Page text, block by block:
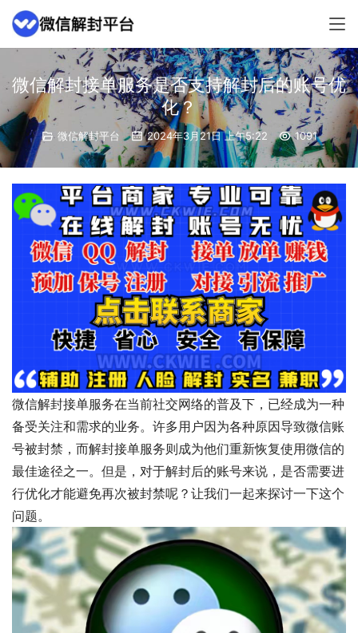
微信解封接单服务是否支持解封后的账号优
化？
微信解封平台 2024年3月21日 上午5:22 1091
微信解封接单服务在当前社交网络的普及下，已经成为一种
备受关注和需求的业务。许多用户因为各种原因导致微信账
号被封禁，而解封接单服务则成为他们重新恢复使用微信的
最佳途径之一。但是，对于解封后的账号来说，是否需要进
行优化才能避免再次被封禁呢？让我们一起来探讨一下这个
问题。